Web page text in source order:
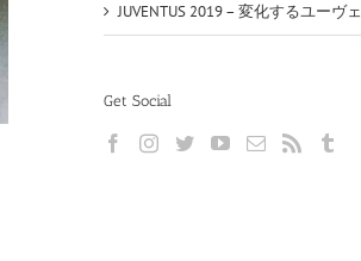
JUVENTUS 2019 – 変化するユーヴェ
Get Social